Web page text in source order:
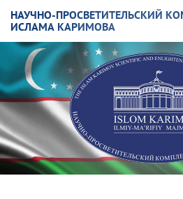
НАУЧНО-ПРОСВЕТИТЕЛЬСКИЙ
ИСЛАМА КАРИМОВА